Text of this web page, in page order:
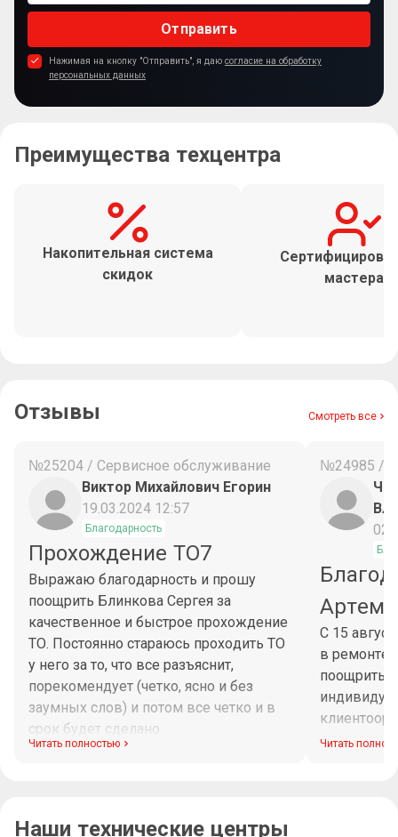
Отправить
Нажимая на кнопку "Отправить", я даю согласие на обработку
персональных данных
Преимущества техцентра
Накопительная система
скидок
мастера
Отзывы Смотреть все
№25204 / Сервисное обслуживание
Виктор Михайлович Егорин
19.03.2024 12:57
Благодарность
Прохождение ТО7
Выражаю благодарность и прошу
поощрить Блинкова Сергея за
качественное и быстрое прохождение
ТО. Постоянно стараюсь проходить ТО
у него за то, что все разъяснит,
порекомендует (четко, ясно и без
заумных слов) и потом все четко и в
срок будет сделано.
Читать полностью
№24985 /
С 15
в ремонте
поощрить
Читать
Наши технические центры